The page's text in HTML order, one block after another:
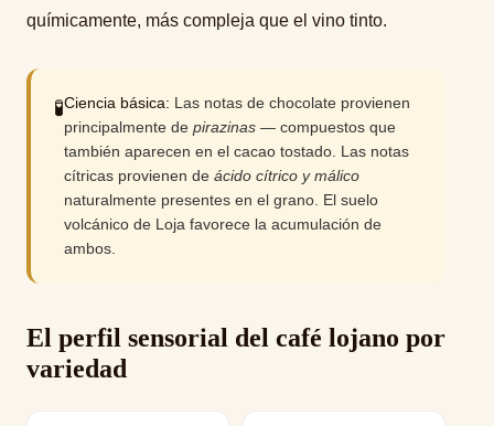
químicamente, más compleja que el vino tinto.
🧪Ciencia básica: Las notas de chocolate provienen
principalmente de pirazinas— compuestos que
también aparecen en el cacao tostado. Las notas
cítricas provienen de ácido cítrico y málico
naturalmente presentes en el grano. El suelo
volcánico de Loja favorece la acumulación de
ambos.
El perfil sensorial del café lojano por
variedad